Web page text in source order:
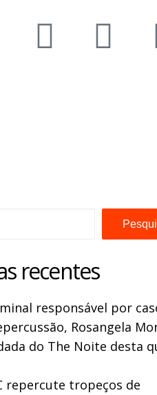
recentes
responsável por
Rosangela
do The Noite desta
repercute tropeços de